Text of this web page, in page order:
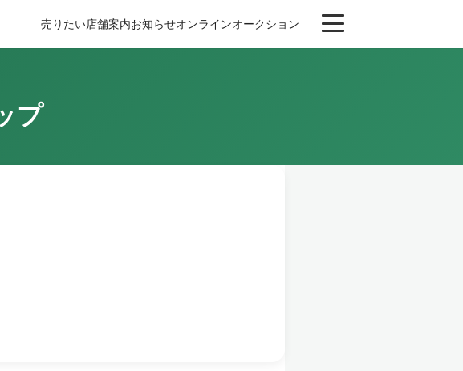
売りたい店舗案内お知らせオンラインオークション
プ